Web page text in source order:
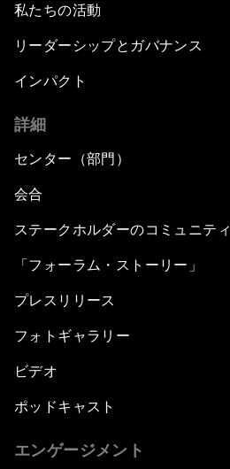
私たちの活動
リーダーシップとガバナンス
インパクト
詳細
センター（部門）
会合
ステークホルダーのコミュニティ
「フォーラム・ストーリー」
プレスリリース
フォトギャラリー
ビデオ
ポッドキャスト
エンゲージメント